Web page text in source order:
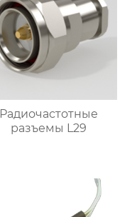
Радиочастотные
разъемы L29